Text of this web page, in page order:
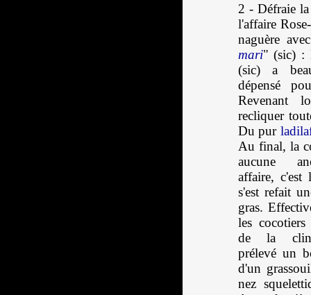
2 - Défraie
l'affaire
naguère
mari" (sic) :
(sic) a
dépensé
Revenant
recliquer
Du pur
Au final, la
aucune
affaire,
s'est refait
gras.
les
de la
prélevé un
d'un
nez